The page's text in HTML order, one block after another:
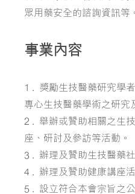
眾用藥安全的諮詢資訊等
事業內容
1 . 獎勵生技醫藥研究學
專心生技醫藥學術之研究
2 . 舉辦或贊助相關之生
座、研討及參訪等活動。
3 . 辦理及贊助生技醫藥
4 . 辦理及贊助健康講座
5 . 設立符合本會宗旨之